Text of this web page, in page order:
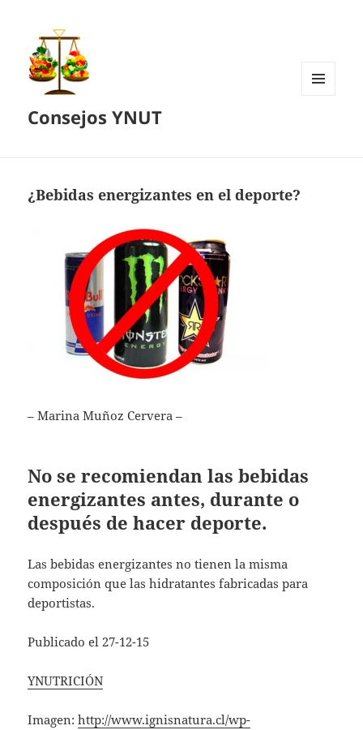
Consejos YNUT
¿Bebidas energizantes en el deporte?
– Marina Muñoz Cervera –
No se recomiendan las bebidas
energizantes antes, durante o
después de hacer deporte.
Las bebidas energizantes no tienen la misma
composición que las hidratantes fabricadas para
deportistas.
Publicado el 27-12-15
YNUTRICIÓN
Imagen:http://www.ignisnatura.cl/wp-